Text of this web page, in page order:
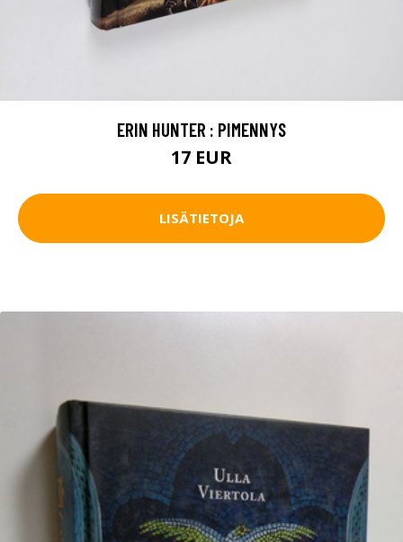
ERIN HUNTER : PIMENNYS
17 EUR
LISÄTIETOJA